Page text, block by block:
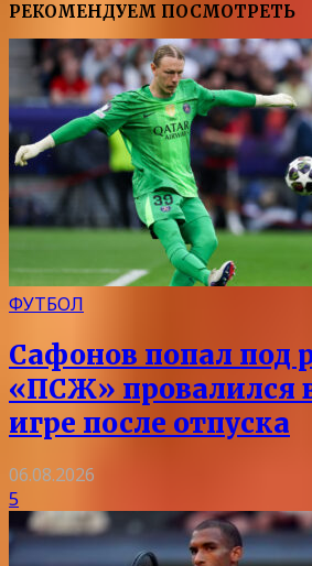
РЕКОМЕНДУЕМ ПОСМОТРЕТЬ
ФУТБОЛ
Сафонов попал под
«ПСЖ» провалился
игре после отпуска
06.08.2026
5